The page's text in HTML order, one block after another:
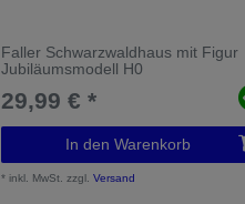
Faller Schwarzwaldhaus mit Figur
Jubiläumsmodell H0
29,99 € *
In den Warenkorb
*inkl. MwSt. zzgl.Versand